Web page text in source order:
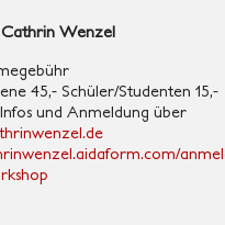
Wenzel
45,- Schüler/Studenten 15,-
und Anmeldung über
ed.le
znewn